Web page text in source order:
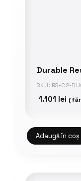
Durable
SKU: RS-C2-
1.101 lei
Adaugă în coș